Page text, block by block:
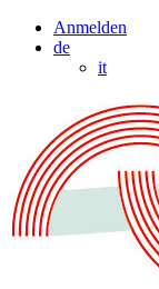
Anmelden
de
it